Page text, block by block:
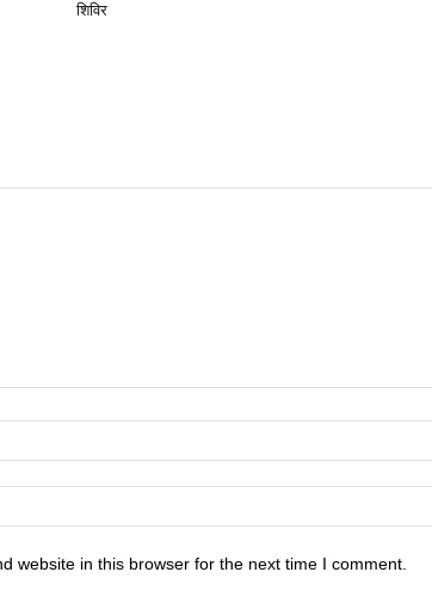
शिविर
website in this browser for the next time I comment.